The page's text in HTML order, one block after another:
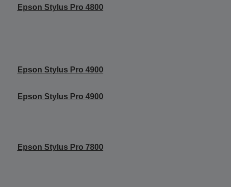
Epson Stylus Pro 4800
Epson Stylus Pro 4900
Epson Stylus Pro 4900
Epson Stylus Pro 7800